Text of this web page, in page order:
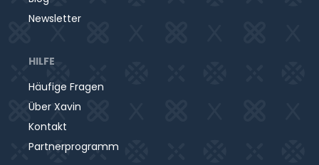
Newsletter
HILFE
Häufige Fragen
Über Xavin
Kontakt
Partnerprogramm